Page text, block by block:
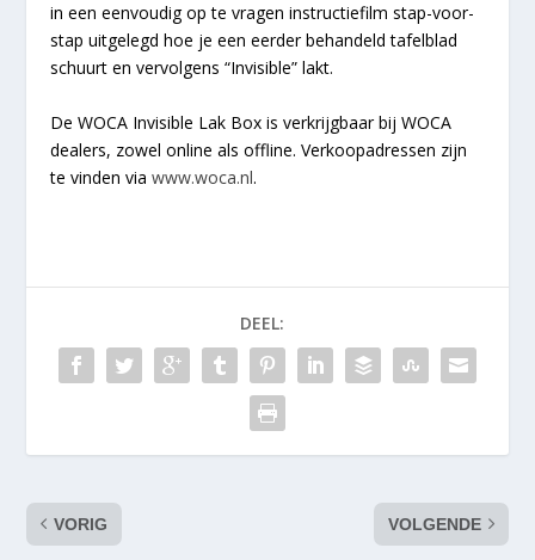
in een eenvoudig op te vragen instructiefilm stap-voor-
stap uitgelegd hoe je een eerder behandeld tafelblad
schuurt en vervolgens “Invisible” lakt.
De WOCA Invisible Lak Box is verkrijgbaar bij WOCA
dealers, zowel online als offline. Verkoopadressen zijn
te vinden viawww.woca.nl.
DEEL:
VORIG VOLGENDE